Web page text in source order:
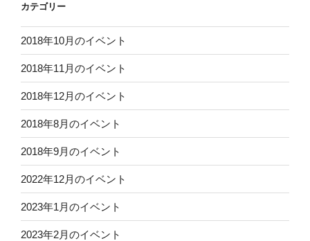
カテゴリー
2018年10月のイベント
2018年11月のイベント
2018年12月のイベント
2018年8月のイベント
2018年9月のイベント
2022年12月のイベント
2023年1月のイベント
2023年2月のイベント